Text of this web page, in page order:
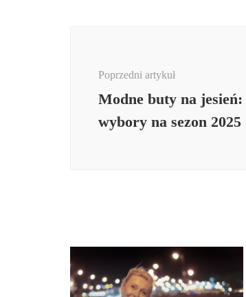
Poprzedni artykuł
Modne buty na jesień:
wybory na sezon 2025